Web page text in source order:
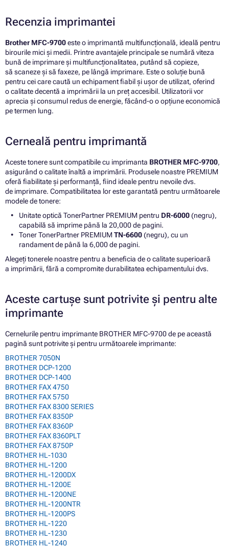
Recenzia imprimantei
Brother MFC-9700este o imprimantă multifuncțională, ideală pentru
birourile mici și medii. Printre avantajele principale se numără viteza
bună de imprimare și multifuncționalitatea, putând să copieze,
să scaneze și să faxeze, pe lângă imprimare. Este o soluție bună
pentru cei care caută un echipament fiabil și ușor de utilizat, oferind
o calitate decentă a imprimării la un preț accesibil. Utilizatorii vor
aprecia și consumul redus de energie, făcând-o o opțiune economică
pe termen lung.
Cerneală pentru imprimantă
Aceste tonere sunt compatibile cu imprimanta BROTHER MFC-9700,
asigurând o calitate înaltă a imprimării. Produsele noastre PREMIUM
oferă fiabilitate și performanță, fiind ideale pentru nevoile dvs.
de imprimare. Compatibilitatea lor este garantată pentru următoarele
modele de tonere:
Unitate optică TonerPartner PREMIUM pentru DR-6000(negru),
capabilă să imprime până la 20,000 de pagini.
Toner TonerPartner PREMIUM TN-6600(negru), cu un
randament de până la 6,000 de pagini.
Alegeți tonerele noastre pentru a beneficia de o calitate superioară
a imprimării, fără a compromite durabilitatea echipamentului dvs.
Aceste cartușe sunt potrivite și pentru alte
imprimante
Cernelurile pentru imprimante BROTHER MFC-9700 de pe această
pagină sunt potrivite și pentru următoarele imprimante:
BROTHER 7050N
BROTHER DCP-1200
BROTHER DCP-1400
BROTHER FAX 4750
BROTHER FAX 5750
BROTHER FAX 8300 SERIES
BROTHER FAX 8350P
BROTHER FAX 8360P
BROTHER FAX 8360PLT
BROTHER FAX 8750P
BROTHER HL-1030
BROTHER HL-1200
BROTHER HL-1200DX
BROTHER HL-1200E
BROTHER HL-1200NE
BROTHER HL-1200NTR
BROTHER HL-1200PS
BROTHER HL-1220
BROTHER HL-1230
BROTHER HL-1240